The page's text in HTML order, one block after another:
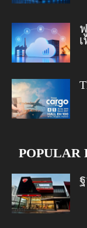
POPULAR